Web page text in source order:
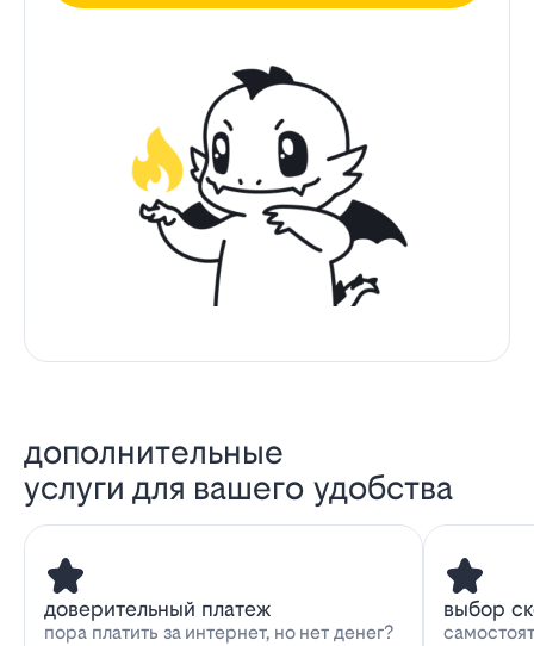
дополнительные
услуги для вашего удобства
доверительный платеж
пора платить за интернет, но нет денег?
выбор